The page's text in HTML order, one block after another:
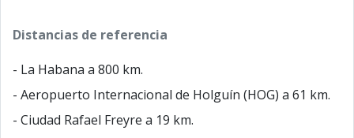
Distancias de referencia
- La Habana a 800 km.
- Aeropuerto Internacional de Holguín (HOG) a 61 km.
- Ciudad Rafael Freyre a 19 km.